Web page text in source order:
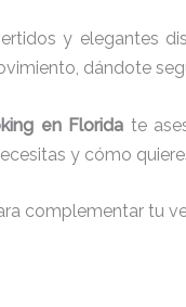
y elegantes
dándote
en Florida te
y cómo
complementar tu